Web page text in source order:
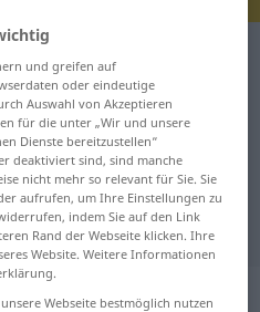
ertrunken
Übersetzung
Perfekt
und greifen auf
oder eindeutige
Auswahl von Akzeptieren
für die unter „Wir und unsere
Dienste bereitzustellen“
deaktiviert sind, sind manche
nicht mehr so relevant für Sie. Sie
aufrufen, um Ihre Einstellungen zu
indem Sie auf den Link
Rand der Webseite klicken. Ihre
Website. Weitere Informationen
Webseite bestmöglich nutzen